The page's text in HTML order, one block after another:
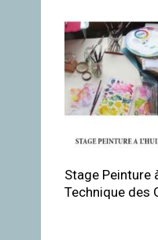
Stage Peinture
Technique des